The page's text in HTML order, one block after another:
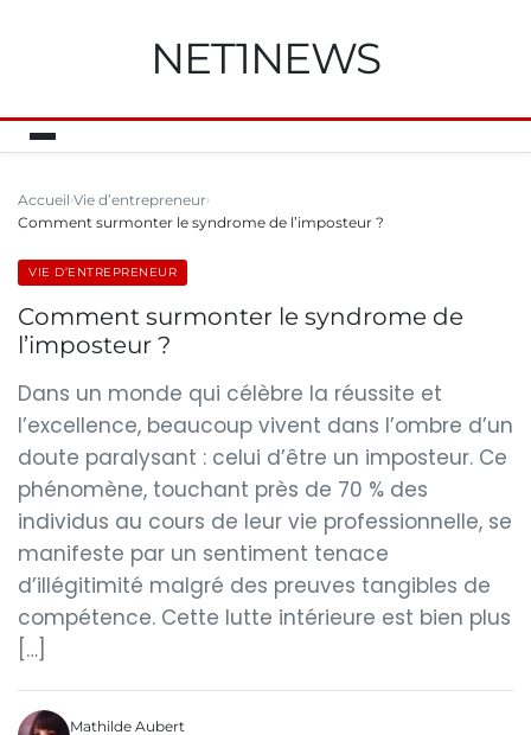
NET1NEWS
Accueil Vie d’entrepreneur
Comment surmonter le syndrome de l’imposteur ?
VIE D’ENTREPRENEUR
Comment surmonter le syndrome de
l’imposteur ?
Dans un monde qui célèbre la réussite et
l’excellence, beaucoup vivent dans l’ombre d’un
doute paralysant : celui d’être un imposteur. Ce
phénomène, touchant près de 70 % des
individus au cours de leur vie professionnelle, se
manifeste par un sentiment tenace
d’illégitimité malgré des preuves tangibles de
compétence. Cette lutte intérieure est bien plus
[…]
Mathilde Aubert